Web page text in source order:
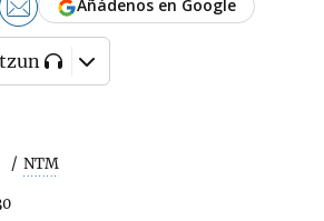
NTM
Añádenos en Google